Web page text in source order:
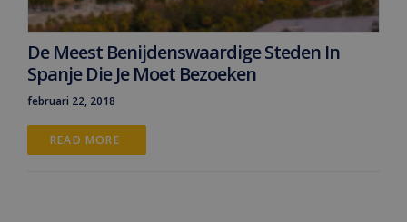
De Meest Benijdenswaardige Steden In
Spanje Die Je Moet Bezoeken
februari 22, 2018
READ MORE